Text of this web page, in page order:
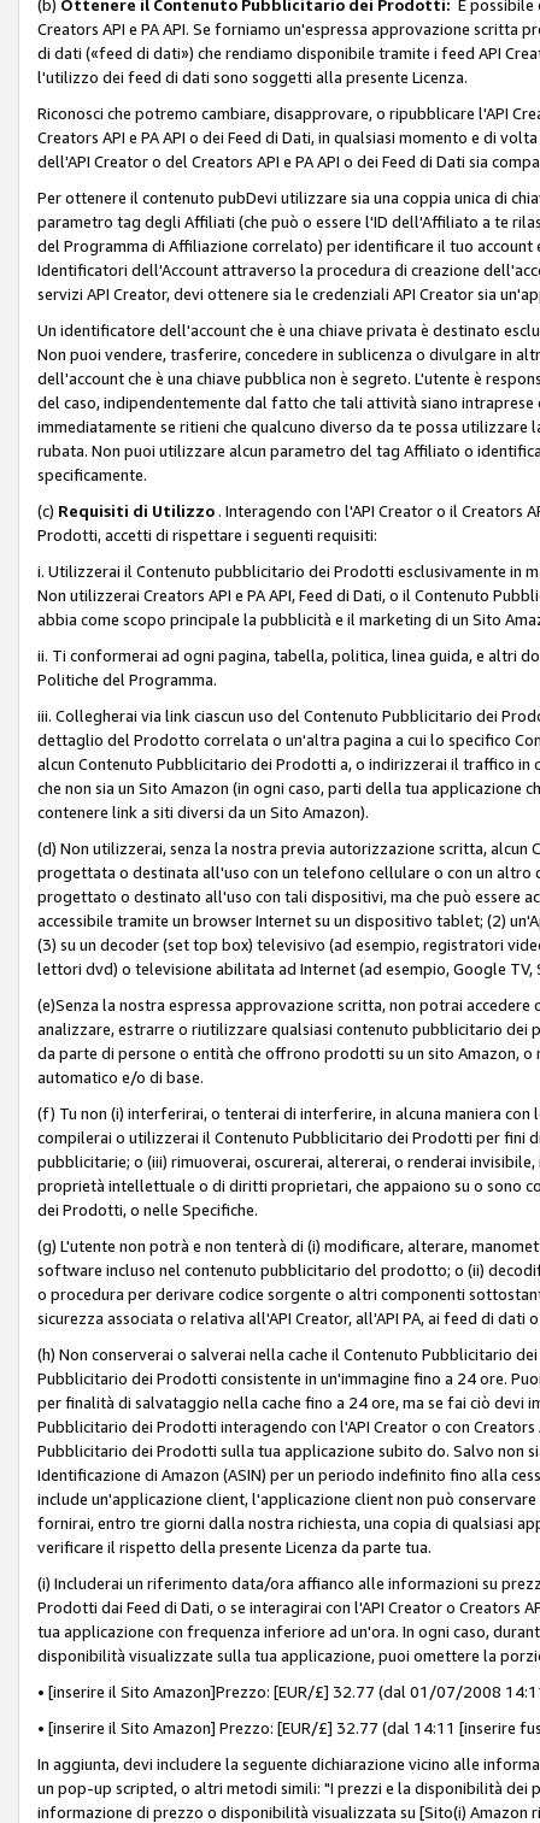
(b) Ottenere il Contenuto Pubblicitario dei Prodotti: È
Creators API e PA API. Se forniamo un'espressa approvazione
di dati («feed di dati») che rendiamo disponibile tramite i feed API
l'utilizzo dei feed di dati sono soggetti alla presente Licenza.
Riconosci che potremo cambiare, disapprovare, o ripubblicare l'API
Creators API e PA API o dei Feed di Dati, in qualsiasi momento e di
dell'API Creator o del Creators API e PA API o dei Feed di Dati sia
Per ottenere il contenuto pubDevi utilizzare sia una coppia unica di
parametro tag degli Affiliati (che può o essere l'ID dell'Affiliato a te
del Programma di Affiliazione correlato) per identificare il tuo account
Identificatori dell'Account attraverso la procedura di creazione
servizi API Creator, devi ottenere sia le credenziali API Creator sia
Un identificatore dell'account che è una chiave privata è destinato
Non puoi vendere, trasferire, concedere in sublicenza o divulgare in
dell'account che è una chiave pubblica non è segreto. L'utente è
del caso, indipendentemente dal fatto che tali attività siano
immediatamente se ritieni che qualcuno diverso da te possa
rubata. Non puoi utilizzare alcun parametro del tag Affiliato o
specificamente.
(c) Requisiti di Utilizzo . Interagendo con l'API Creator o il Creators
Prodotti, accetti di rispettare i seguenti requisiti:
i. Utilizzerai il Contenuto pubblicitario dei Prodotti esclusivamente in
Non utilizzerai Creators API e PA API, Feed di Dati, o il Contenuto
abbia come scopo principale la pubblicità e il marketing di un Sito
ii. Ti conformerai ad ogni pagina, tabella, politica, linea guida, e altri
Politiche del Programma.
iii. Collegherai via link ciascun uso del Contenuto Pubblicitario dei
dettaglio del Prodotto correlata o un'altra pagina a cui lo specifico
alcun Contenuto Pubblicitario dei Prodotti a, o indirizzerai il traffico in
che non sia un Sito Amazon (in ogni caso, parti della tua
contenere link a siti diversi da un Sito Amazon).
(d) Non utilizzerai, senza la nostra previa autorizzazione scritta,
progettata o destinata all'uso con un telefono cellulare o con un
progettato o destinato all'uso con tali dispositivi, ma che può essere
accessibile tramite un browser Internet su un dispositivo tablet; (2)
(3) su un decoder (set top box) televisivo (ad esempio, registratori
lettori dvd) o televisione abilitata ad Internet (ad esempio, Google TV,
(e)Senza la nostra espressa approvazione scritta, non potrai
analizzare, estrarre o riutilizzare qualsiasi contenuto pubblicitario
da parte di persone o entità che offrono prodotti su un sito Amazon,
automatico e/o di base.
(f) Tu non (i) interferirai, o tenterai di interferire, in alcuna maniera
compilerai o utilizzerai il Contenuto Pubblicitario dei Prodotti per
pubblicitarie; o (iii) rimuoverai, oscurerai, altererai, o renderai
proprietà intellettuale o di diritti proprietari, che appaiono su o sono
dei Prodotti, o nelle Specifiche.
(g) L'utente non potrà e non tenterà di (i) modificare, alterare,
software incluso nel contenuto pubblicitario del prodotto; o (ii)
o procedura per derivare codice sorgente o altri componenti
sicurezza associata o relativa all'API Creator, all'API PA, ai feed di
(h) Non conserverai o salverai nella cache il Contenuto Pubblicitario
Pubblicitario dei Prodotti consistente in un'immagine fino a 24 ore.
per finalità di salvataggio nella cache fino a 24 ore, ma se fai ciò
Pubblicitario dei Prodotti interagendo con l'API Creator o con
Pubblicitario dei Prodotti sulla tua applicazione subito do. Salvo non
Identificazione di Amazon (ASIN) per un periodo indefinito fino alla
include un'applicazione client, l'applicazione client non può
fornirai, entro tre giorni dalla nostra richiesta, una copia di qualsiasi
verificare il rispetto della presente Licenza da parte tua.
(i) Includerai un riferimento data/ora affianco alle informazioni su
Prodotti dai Feed di Dati, o se interagirai con l'API Creator o Creators
tua applicazione con frequenza inferiore ad un'ora. In ogni caso,
disponibilità visualizzate sulla tua applicazione, puoi omettere la
• [inserire il Sito Amazon]Prezzo: [EUR/£] 32.77 (dal 01/07/2008
• [inserire il Sito Amazon] Prezzo: [EUR/£] 32.77 (dal 14:11 [inserire
In aggiunta, devi includere la seguente dichiarazione vicino alle
un pop-up scripted, o altri metodi simili: "I prezzi e la disponibilità
informazione di prezzo o disponibilità visualizzata su [Sito(i)